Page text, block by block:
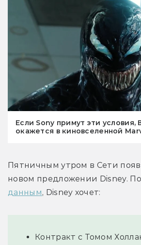
Если Sony примут эти условия,
окажется в киновселенной
Пятничным утром в Сети
данным, Disney хочет:
Контракт с Томом